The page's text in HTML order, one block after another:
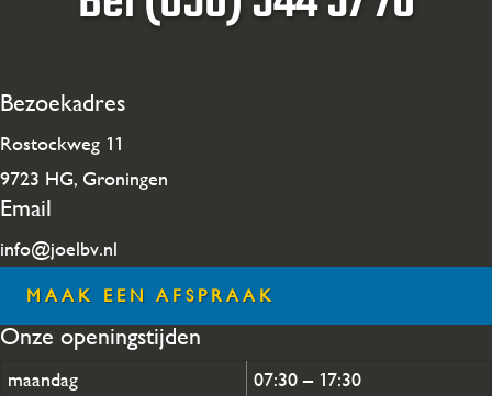
Bezoekadres
Rostockweg 11
9723 HG, Groningen
Email
info@joelbv.nl
MAAK EEN AFSPRAAK
Onze openingstijden
maandag
07:30 – 17:30